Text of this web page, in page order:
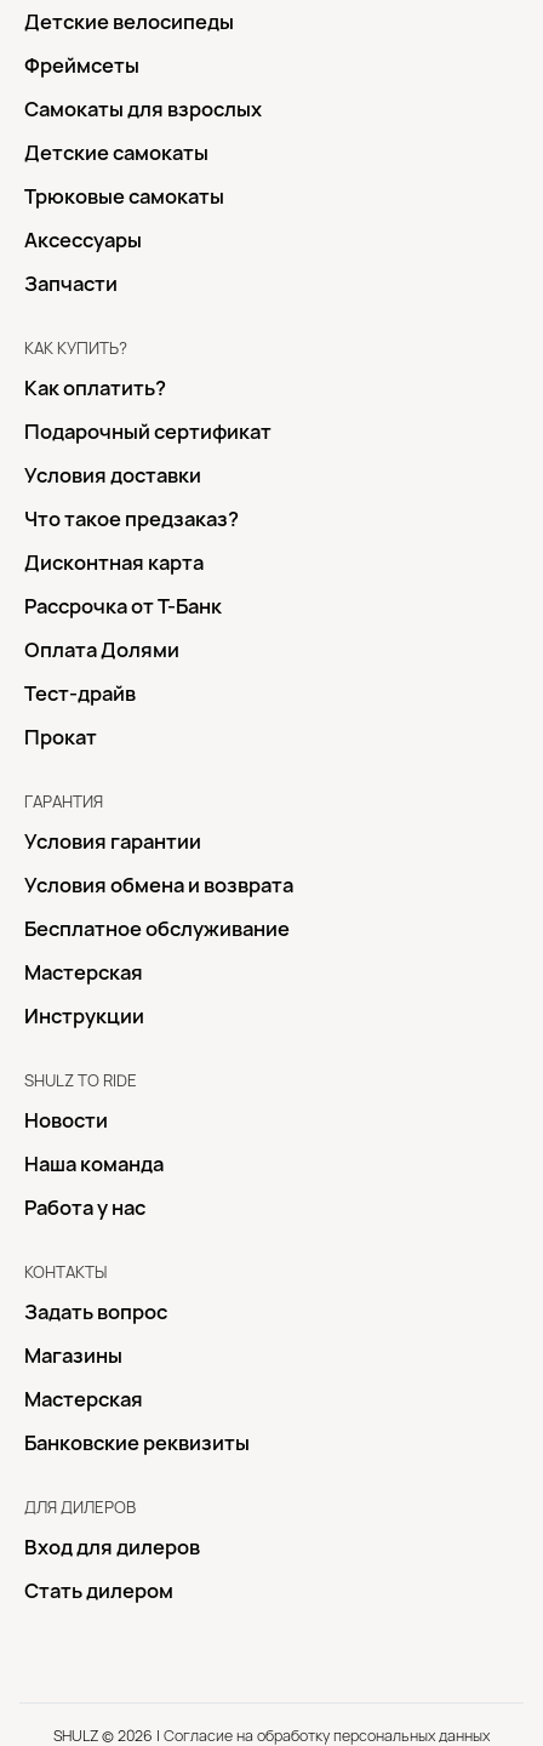
Детские велосипеды
Фреймсеты
Самокаты для взрослых
Детские самокаты
Трюковые самокаты
Аксессуары
Запчасти
КАК КУПИТЬ?
Как оплатить?
Подарочный сертификат
Условия доставки
Что такое предзаказ?
Дисконтная карта
Рассрочка от Т-Банк
Оплата Долями
Тест-драйв
Прокат
ГАРАНТИЯ
Условия гарантии
Условия обмена и возврата
Бесплатное обслуживание
Мастерская
Инструкции
SHULZ TO RIDE
Новости
Наша команда
Работа у нас
КОНТАКТЫ
Задать вопрос
Магазины
Мастерская
Банковские реквизиты
ДЛЯ ДИЛЕРОВ
Вход для дилеров
Стать дилером
SHULZ © 2026 | Согласие на обработку персональных данных